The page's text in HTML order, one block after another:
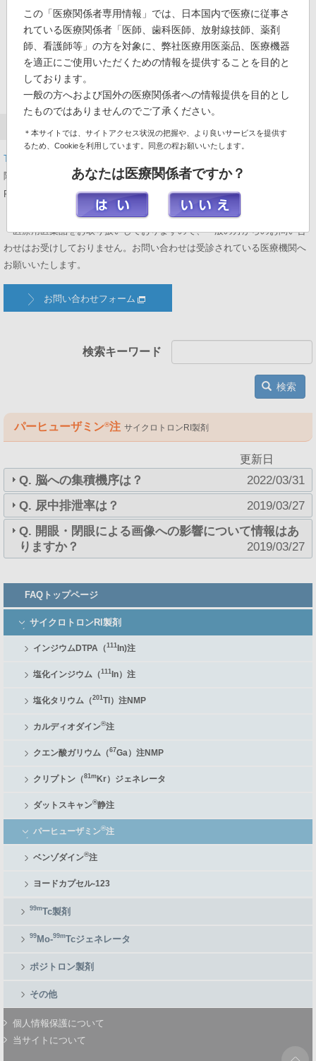
ださい。
製品についてご不明な点がございましたら、弊社製品お問い合わせ
専用フリーダイヤル(
0120-076-941)にお問い合わせください。
製品情報についてのお問い合わせ
TEL:0120-076-941
除く）
FAX:03-5634-5173
＊お急ぎでない場合は、お問い合せフォームからご質問いただけます。
＊医療用医薬品をお取り扱いしておりますので、一般の方からのお問い合
わせはお受けしておりません。お問い合わせは受診されている医療機関へ
お願いいたします。
お問い合わせフォーム
検索キーワード
検索
パーヒューザミン®注 サイクロトロンRI製剤
更新日
Q. 脳への集積機序は？
2022/03/31
Q. 尿中排泄率は？
2019/03/27
Q. 開眼・閉眼による画像への影響について情報はあ
りますか？
2019/03/27
FAQ
ニ
ー
FAQトップページ
サイクロトロンRI製剤
インジウムDTPA（111 In)注
塩化インジウム（111 In）注
塩化タリウム（201Tl）注NMP
カルディオダイン®注
クエン酸ガリウム（67Ga）注NMP
クリプトン（81m Kr）ジェネレータ
ダットスキャン®静注
パーヒューザミン®注
ベンゾダイン®注
ヨードカプセル-123
99mTc製剤
99 Mo-99mTcジェネレータ
ポジトロン製剤
その他
個人情報保護について
当サイトについて
この「医療関係者専用情報」では、日本国内で医療に従事さ
れている医療関係者「医師、歯科医師、放射線技師、薬剤
師、看護師等」の方を対象に、弊社医療用医薬品、医療機器
を適正にご使用いただくための情報を提供することを目的と
しております。
一般の方へおよび国外の医療関係者への情報提供を目的とし
たものではありませんのでご了承ください。
＊本サイトでは、サイトアクセス状況の把握や、より良いサービスを提供す
るため、Cookieを利用しています。同意の程お願いいたします。
あなたは医療関係者ですか？